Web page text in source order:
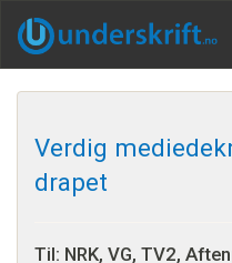
Verdig
drapet
Til: NRK, VG, TV2,